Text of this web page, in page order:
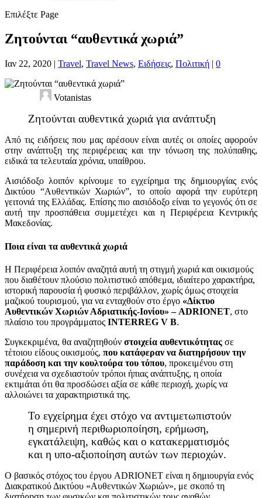
Επιλέξτε Page
Ζητούνται “αυθεντικά χωριά”
Ιαν 22, 2020 | Travel, Travel News, Ειδήσεις, Πολιτική | 0
Votanistas
Ζητούνται αυθεντικά χωριά για ανάπτυξη
Από τις ειδήσεις που μας αρέσουν είναι αυτές οι οποίες αφορούν
στην ανάπτυξη της περιφέρειας και την τόνωση της πολύπαθης,
ειδικά τα τελευταία χρόνια, υπαίθρου.
Αισιόδοξο λοιπόν κρίνουμε το εγχείρημα της δημιουργίας ενός
Δικτύου “Αυθεντικών Χωριών”, το οποίο αφορά την ευρύτερη
γειτονιά της Ελλάδας. Επίσης πιο αισιόδοξο είναι το γεγονός ότι σε
αυτή την προσπάθεια συμμετέχει και η Περιφέρεια Κεντρικής
Μακεδονίας.
Ποια είναι τα αυθεντικά χωριά
Η Περιφέρεια λοιπόν αναζητά αυτή τη στιγμή χωριά και οικισμούς
που διαθέτουν πλούσιο πολιτιστικό απόθεμα, ιδιαίτερο χαρακτήρα,
ιστορική παρουσία ή φυσικό περιβάλλον, χωρίς όμως στοιχεία
μαζικού τουρισμού, για να ενταχθούν στο έργο «Δίκτυο
Αυθεντικών Χωριών Αδριατικής-Ιονίου» – ADRIONET, στο
πλαίσιο του προγράμματος INTERREG V B.
Συγκεκριμένα, θα αναζητηθούν στοιχεία αυθεντικότητας σε
τέτοιου είδους οικισμούς, που κατάφεραν να διατηρήσουν την
παράδοση και την κουλτούρα του τόπου, προκειμένου στη
συνέχεια να σχεδιαστούν τρόποι ήπιας ανάπτυξης, η οποία
εκτιμάται ότι θα προσδώσει αξία σε κάθε περιοχή, χωρίς να
αλλοιώνει τα χαρακτηριστικά της.
Το εγχείρημα έχει στόχο να αντιμετωπιστούν
η σημερινή περιθωριοποίηση, ερήμωση,
εγκατάλειψη, καθώς και ο κατακερματισμός
και η υπο-αξιοποίηση αυτών των περιοχών.
Ο βασικός στόχος του έργου ADRIONET είναι η δημιουργία ενός
Διακρατικού Δικτύου «Αυθεντικών Χωριών», με σκοπό τη